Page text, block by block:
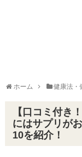
ホーム 健康法・
【口コミ付き
にはサプリが
10を紹介！